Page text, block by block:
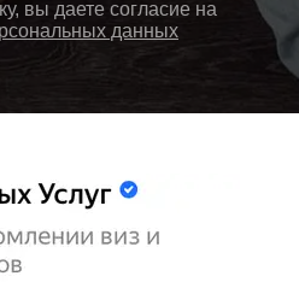
вы даете согласие на
данных